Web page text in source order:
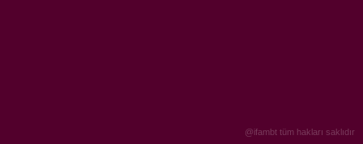
@ifambt tüm hakları saklıdır